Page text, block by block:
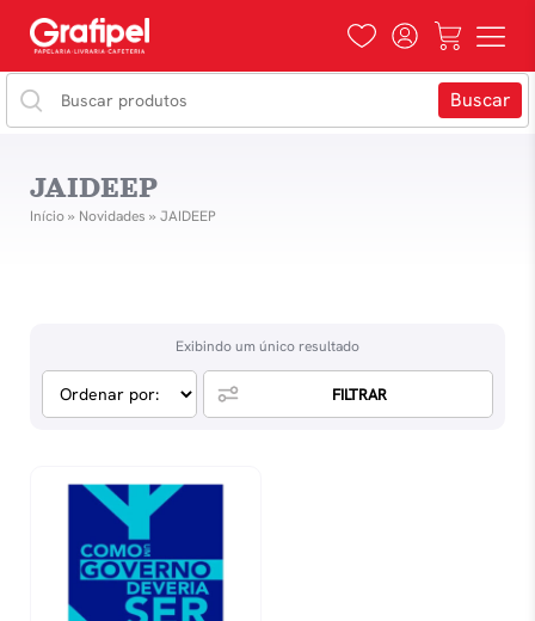
JAIDEEP
Início» Novidades » JAIDEEP
Exibindo um único resultado
FILTRAR